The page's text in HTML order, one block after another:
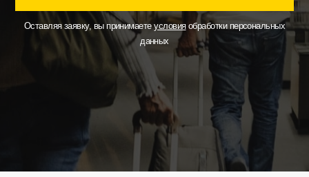
Оставляя заявку, вы принимаетеусловияобработки персональных
данных